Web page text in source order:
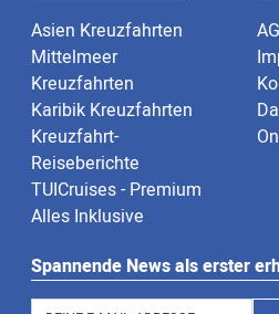
Asien Kreuzfahrten
Mittelmeer
Kreuzfahrten
Karibik Kreuzfahrten
Kreuzfahrt-
Reiseberichte
TUICruises - Premium
Alles Inklusive
Spannende News als erster